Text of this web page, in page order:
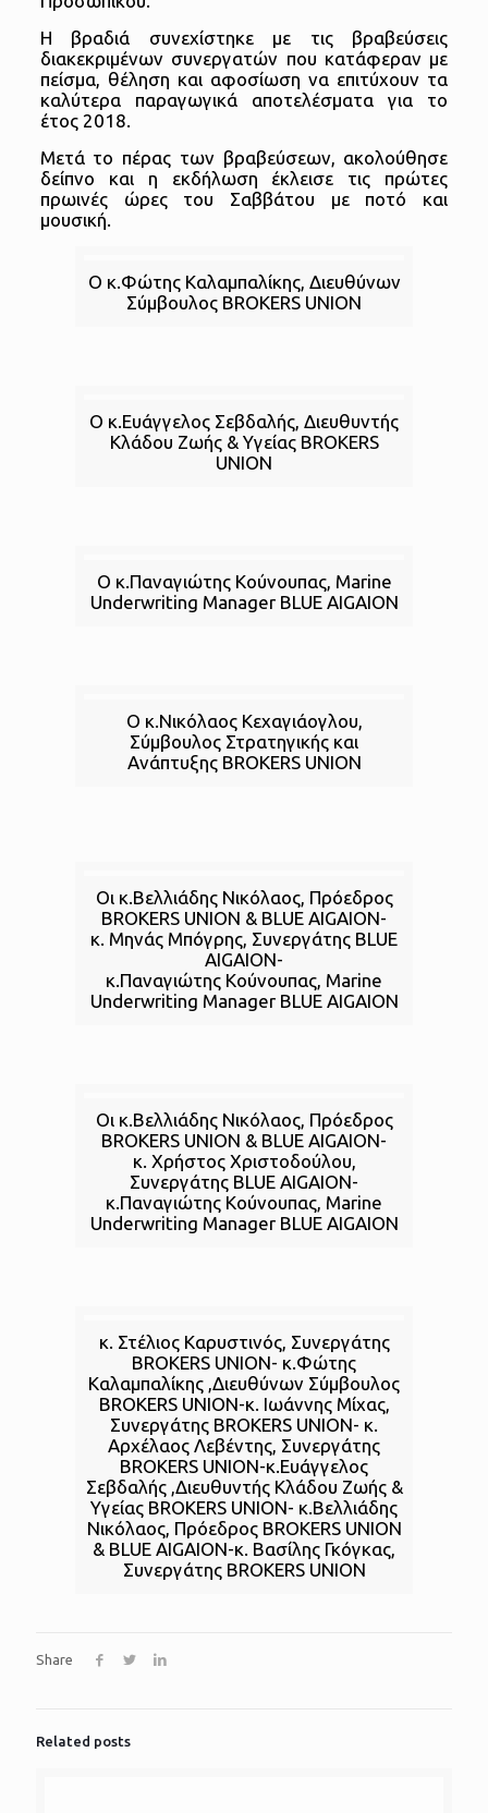
Η βραδιά συνεχίστηκε με τις βραβεύσεις
διακεκριμένων συνεργατών που κατάφεραν με
πείσμα, θέληση και αφοσίωση να επιτύχουν τα
καλύτερα παραγωγικά αποτελέσματα για το
έτος 2018.
Μετά το πέρας των βραβεύσεων, ακολούθησε
δείπνο και η εκδήλωση έκλεισε τις πρώτες
πρωινές ώρες του Σαββάτου με ποτό και
μουσική.
O κ.Φώτης Καλαμπαλίκης, Διευθύνων
Σύμβουλος BROKERS UNION
Ο κ.Ευάγγελος Σεβδαλής, Διευθυντής
Κλάδου Ζωής & Υγείας BROKERS
UNION
Ο κ.Παναγιώτης Κούνουπας, Marine
Underwriting Manager BLUE AIGAION
Ο κ.Νικόλαος Κεχαγιάογλου,
Σύμβουλος Στρατηγικής και
Ανάπτυξης BROKERS UNION
Οι κ.Βελλιάδης Νικόλαος, Πρόεδρος
BROKERS UNION & BLUE AIGAION-
κ. Μηνάς Μπόγρης, Συνεργάτης BLUE
AIGAION-
κ.Παναγιώτης Κούνουπας, Marine
Underwriting Manager BLUE AIGAION
Οι κ.Βελλιάδης Νικόλαος, Πρόεδρος
BROKERS UNION & BLUE AIGAION-
κ. Χρήστος Χριστοδούλου,
Συνεργάτης BLUE AIGAION-
κ.Παναγιώτης Κούνουπας, Marine
Underwriting Manager BLUE AIGAION
κ. Στέλιος Καρυστινός, Συνεργάτης
BROKERS UNION- κ.Φώτης
Καλαμπαλίκης ,Διευθύνων Σύμβουλος
BROKERS UNION-κ. Ιωάννης Μίχας,
Συνεργάτης BROKERS UNION- κ.
Αρχέλαος Λεβέντης, Συνεργάτης
BROKERS UNION-κ.Ευάγγελος
Σεβδαλής ,Διευθυντής Κλάδου Ζωής &
Υγείας BROKERS UNION- κ.Βελλιάδης
Νικόλαος, Πρόεδρος BROKERS UNION
& BLUE AIGAION-κ. Βασίλης Γκόγκας,
Συνεργάτης BROKERS UNION
Share
Related posts